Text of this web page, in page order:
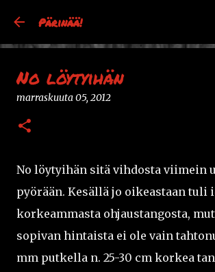
Pärinää!
No löytyihän
marraskuuta 05, 2012
No löytyihän sitä vihdosta viimein
pyörään. Kesällä jo oikeastaan tuli
korkeammasta ohjaustangosta,
sopivan hintaista ei ole vain
mm putkella n. 25-30 cm korkea